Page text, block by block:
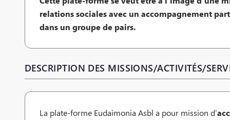
relations sociales avec un accompagnement
dans un groupe de pairs.
DESCRIPTION DES MISSIONS/ACTIVITÉS/
La plate-forme Eudaimonia Asbl a pour mission d’